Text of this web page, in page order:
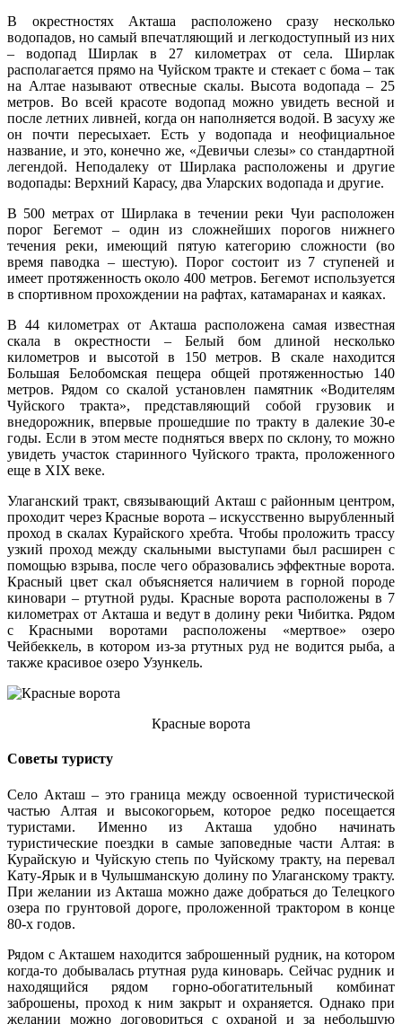
В окрестностях Акташа расположено сразу несколько
водопадов, но самый впечатляющий и легкодоступный из них
– водопад Ширлак в 27 километрах от села. Ширлак
располагается прямо на Чуйском тракте и стекает с бома – так
на Алтае называют отвесные скалы. Высота водопада – 25
метров. Во всей красоте водопад можно увидеть весной и
после летних ливней, когда он наполняется водой. В засуху же
он почти пересыхает. Есть у водопада и неофициальное
название, и это, конечно же, «Девичьи слезы» со стандартной
легендой. Неподалеку от Ширлака расположены и другие
водопады: Верхний Карасу, два Уларских водопада и другие.
В 500 метрах от Ширлака в течении реки Чуи расположен
порог Бегемот – один из сложнейших порогов нижнего
течения реки, имеющий пятую категорию сложности (во
время паводка – шестую). Порог состоит из 7 ступеней и
имеет протяженность около 400 метров. Бегемот используется
в спортивном прохождении на рафтах, катамаранах и каяках.
В 44 километрах от Акташа расположена самая известная
скала в окрестности – Белый бом длиной несколько
километров и высотой в 150 метров. В скале находится
Большая Белобомская пещера общей протяженностью 140
метров. Рядом со скалой установлен памятник «Водителям
Чуйского тракта», представляющий собой грузовик и
внедорожник, впервые прошедшие по тракту в далекие 30-е
годы. Если в этом месте подняться вверх по склону, то можно
увидеть участок старинного Чуйского тракта, проложенного
еще в XIX веке.
Улаганский тракт, связывающий Акташ с районным центром,
проходит через Красные ворота – искусственно вырубленный
проход в скалах Курайского хребта. Чтобы проложить трассу
узкий проход между скальными выступами был расширен с
помощью взрыва, после чего образовались эффектные ворота.
Красный цвет скал объясняется наличием в горной породе
киновари – ртутной руды. Красные ворота расположены в 7
километрах от Акташа и ведут в долину реки Чибитка. Рядом
с Красными воротами расположены «мертвое» озеро
Чейбеккель, в котором из-за ртутных руд не водится рыба, а
также красивое озеро Узункель.
Красные ворота
Советы туристу
Село Акташ – это граница между освоенной туристической
частью Алтая и высокогорьем, которое редко посещается
туристами. Именно из Акташа удобно начинать
туристические поездки в самые заповедные части Алтая: в
Курайскую и Чуйскую степь по Чуйскому тракту, на перевал
Кату-Ярык и в Чулышманскую долину по Улаганскому тракту.
При желании из Акташа можно даже добраться до Телецкого
озера по грунтовой дороге, проложенной трактором в конце
80-х годов.
Рядом с Акташем находится заброшенный рудник, на котором
когда-то добывалась ртутная руда киноварь. Сейчас рудник и
находящийся рядом горно-обогатительный комбинат
заброшены, проход к ним закрыт и охраняется. Однако при
желании можно договориться с охраной и за небольшую